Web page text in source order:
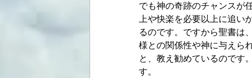
でも神の奇跡のチャンスが
上や快楽を必要以上に追
るのです。ですから聖書は
様との関係性や神に与えら
と、教え勧めているのです
す。